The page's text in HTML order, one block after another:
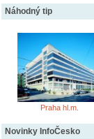
Náhodný tip
Praha hl.m.
Novinky InfoČesko